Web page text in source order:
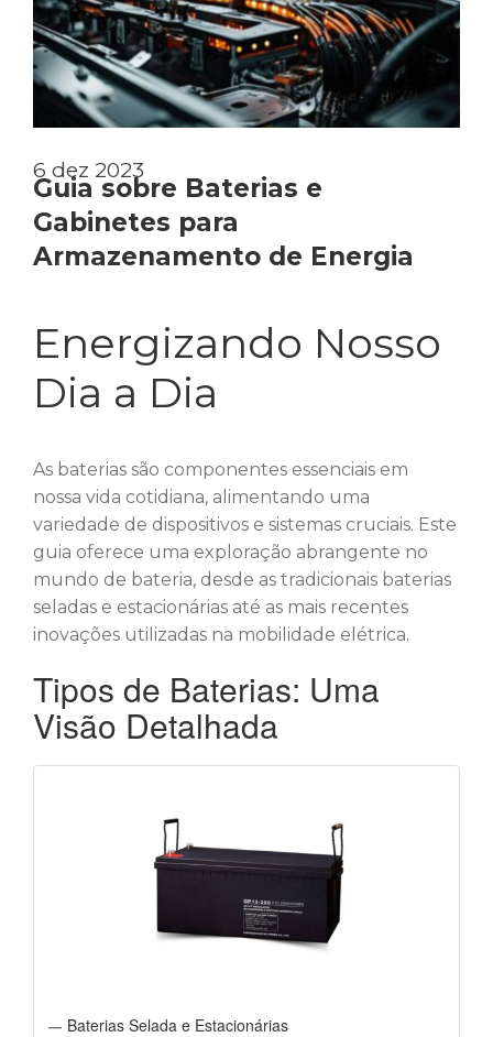
6 dez 2023
Guia sobre Baterias e
Gabinetes para
Armazenamento de Energia
Energizando Nosso
Dia a Dia
As baterias são componentes essenciais em
nossa vida cotidiana, alimentando uma
variedade de dispositivos e sistemas cruciais. Este
guia oferece uma exploração abrangente no
mundo de bateria, desde as tradicionais baterias
seladas e estacionárias até as mais recentes
inovações utilizadas na mobilidade elétrica.
Tipos de Baterias: Uma
Visão Detalhada
Baterias Selada e Estacionárias